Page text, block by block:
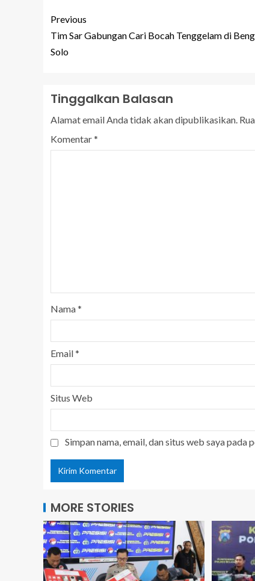
Previous
Tim Sar Gabungan Cari Bocah Tenggelam di
Solo
Tinggalkan Balasan
Alamat email Anda tidak akan dipublikasikan.
Komentar*
Nama*
Email*
Situs Web
Simpan nama, email, dan situs web saya
MORE STORIES